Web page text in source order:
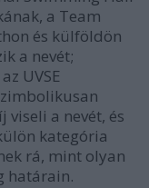
a Team
és külföldön
a nevét;
UVSE
a nevét, és
kategória
rá, mint olyan
határain.